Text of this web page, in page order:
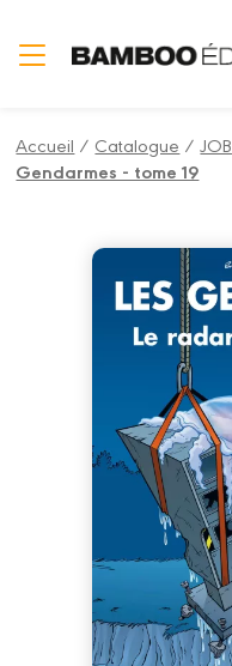
Accueil / Catalogue /JOB
Gendarmes - tome 19